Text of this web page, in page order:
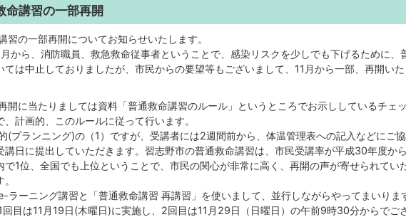
命講習の一部再開
習の一部再開についてお知らせいたします。
から、消防職員、救急救命従事者ということで、感染リスクを少しでも下げるために、
ては中止しておりましたが、市民からの要望等もございまして、11月から一部、再開いた
開に当たりましては資料「普通救命講習のルール」というところでお示ししているチェ
、計画的、このルールに従って行います。
(プランニング)の（1）ですが、受講者には2週間前から、体温管理表への記入などにご
講日に提出していただきます。習志野市の普通救命講習は、市民受講率が平成30年度か
で1位、全国でも上位ということで、市民の関心が非常に高く、再開の声が寄せられてい
ラーニング講習と「普通救命講習 再講習」を使いまして、並行しながらやってまいりま
回目は11月19日(木曜日)に実施し、2回目は11月29日（日曜日）の午前9時30分からでご